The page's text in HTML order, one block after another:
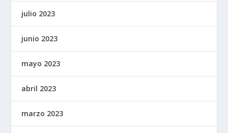
julio 2023
junio 2023
mayo 2023
abril 2023
marzo 2023